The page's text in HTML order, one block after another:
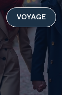
VOYAGE